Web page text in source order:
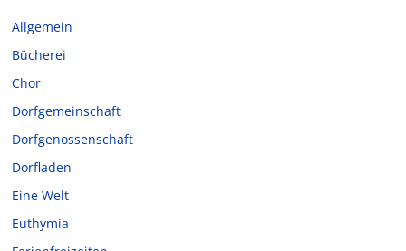
Allgemein
Bücherei
Chor
Dorfgemeinschaft
Dorfgenossenschaft
Dorfladen
Eine Welt
Euthymia